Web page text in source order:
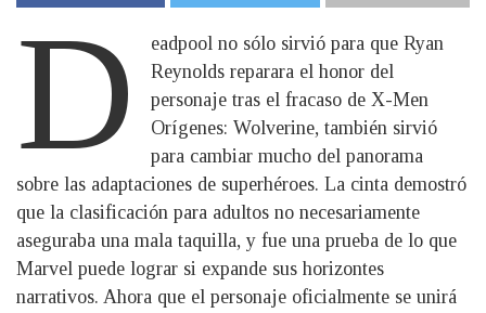
D
eadpool no sólo sirvió para que Ryan
Reynolds reparara el honor del
personaje tras el fracaso de X-Men
Orígenes: Wolverine, también sirvió
para cambiar mucho del panorama
sobre las adaptaciones de superhéroes. La cinta demostró
que la clasificación para adultos no necesariamente
aseguraba una mala taquilla, y fue una prueba de lo que
Marvel puede lograr si expande sus horizontes
narrativos. Ahora que el personaje oficialmente se unirá